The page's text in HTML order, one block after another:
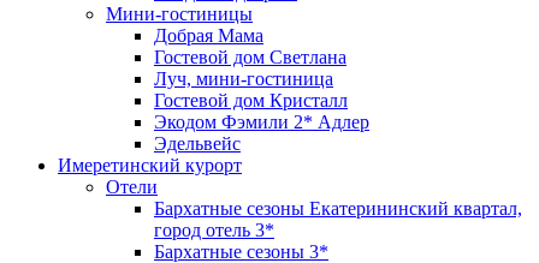
Мини-гостиницы
Добрая Мама
Гостевой дом Светлана
Луч, мини-гостиница
Гостевой дом Кристалл
Экодом Фэмили 2* Адлер
Эдельвейс
Имеретинский курорт
Отели
Бархатные сезоны Екатерининский квартал,
город отель 3*
Бархатные сезоны 3*